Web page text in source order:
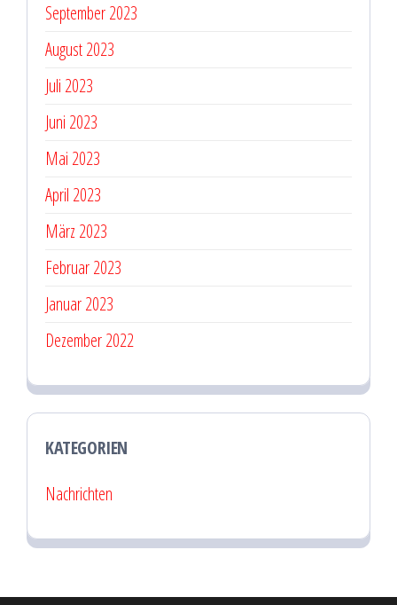
September 2023
August 2023
Juli 2023
Juni 2023
Mai 2023
April 2023
März 2023
Februar 2023
Januar 2023
Dezember 2022
KATEGORIEN
Nachrichten